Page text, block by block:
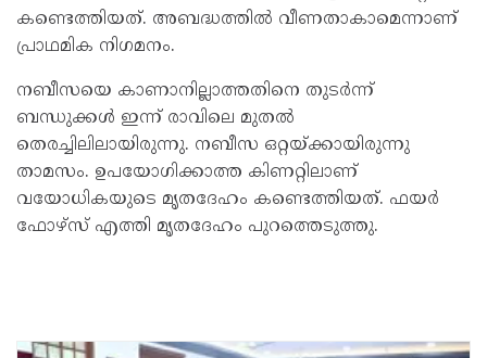
കണ്ടെത്തിയത്. അബദ്ധത്തിൽ വീണതാകാമെന്നാണ്
പ്രാഥമിക നിഗമനം.
നബീസയെ കാണാനില്ലാത്തതിനെ തുടർന്ന്
ബന്ധുക്കൾ ഇന്ന് രാവിലെ മുതൽ
തെരച്ചിലിലായിരുന്നു. നബീസ ഒറ്റയ്ക്കായിരുന്നു
താമസം. ഉപയോഗിക്കാത്ത കിണറ്റിലാണ്
വയോധികയുടെ മൃതദേഹം കണ്ടെത്തിയത്. ഫയർ
ഫോഴ്സ് എത്തി മൃതദേഹം പുറത്തെടുത്തു.